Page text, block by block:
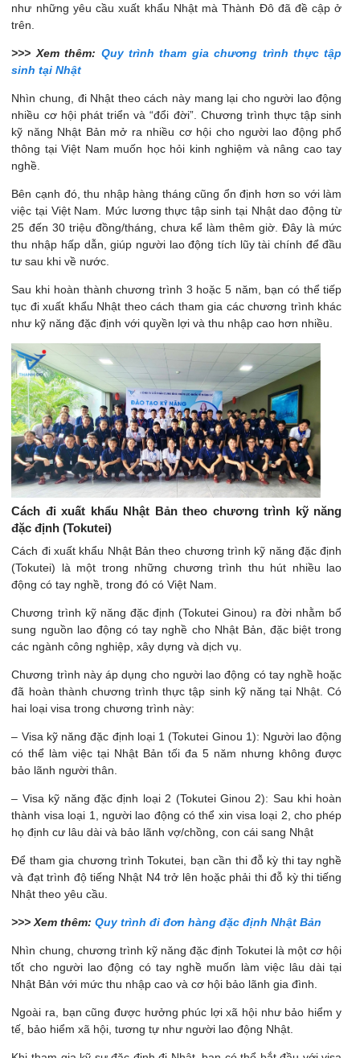
như những yêu cầu xuất khẩu Nhật mà Thành Đô đã đề cập ở
trên.
>>> Xem thêm: Quy trình tham gia chương trình thực tập
sinh tại Nhật
Nhìn chung, đi Nhật theo cách này mang lại cho người lao động
nhiều cơ hội phát triển và “đổi đời”. Chương trình thực tập sinh
kỹ năng Nhật Bản mở ra nhiều cơ hội cho người lao động phổ
thông tại Việt Nam muốn học hỏi kinh nghiệm và nâng cao tay
nghề.
Bên cạnh đó, thu nhập hàng tháng cũng ổn định hơn so với làm
việc tại Việt Nam. Mức lương thực tập sinh tại Nhật dao động từ
25 đến 30 triệu đồng/tháng, chưa kể làm thêm giờ​. Đây là mức
thu nhập hấp dẫn, giúp người lao động tích lũy tài chính để đầu
tư sau khi về nước.
Sau khi hoàn thành chương trình 3 hoặc 5 năm, bạn có thể tiếp
tục đi xuất khẩu Nhật theo cách tham gia các chương trình khác
như kỹ năng đặc định với quyền lợi và thu nhập cao hơn​ nhiều.
Cách đi xuất khẩu Nhật Bản theo chương trình kỹ năng
đặc định (Tokutei)
Cách đi xuất khẩu Nhật Bản theo chương trình kỹ năng đặc định
(Tokutei) là một trong những chương trình thu hút nhiều lao
động có tay nghề, trong đó có Việt Nam.
Chương trình kỹ năng đặc định (Tokutei Ginou) ra đời nhằm bổ
sung nguồn lao động có tay nghề cho Nhật Bản, đặc biệt trong
các ngành công nghiệp, xây dựng và dịch vụ.
Chương trình này áp dụng cho người lao động có tay nghề hoặc
đã hoàn thành chương trình thực tập sinh kỹ năng tại Nhật. Có
hai loại visa trong chương trình này:
– Visa kỹ năng đặc định loại 1 (Tokutei Ginou 1): Người lao động
có thể làm việc tại Nhật Bản tối đa 5 năm nhưng không được
bảo lãnh người thân.
– Visa kỹ năng đặc định loại 2 (Tokutei Ginou 2): Sau khi hoàn
thành visa loại 1, người lao động có thể xin visa loại 2, cho phép
họ định cư lâu dài và bảo lãnh vợ/chồng, con cái sang Nhật​
Để tham gia chương trình Tokutei, bạn cần thi đỗ kỳ thi tay nghề
và đạt trình độ tiếng Nhật N4 trở lên hoặc phải thi đỗ kỳ thi tiếng
Nhật theo yêu cầu.
>>> Xem thêm:Quy trình đi đơn hàng đặc định Nhật Bản
Nhìn chung, chương trình kỹ năng đặc định Tokutei là một cơ hội
tốt cho người lao động có tay nghề muốn làm việc lâu dài tại
Nhật Bản với mức thu nhập cao và cơ hội bảo lãnh gia đình.
Ngoài ra, bạn cũng được hưởng phúc lợi xã hội như bảo hiểm y
tế, bảo hiểm xã hội, tương tự như người lao động Nhật​.